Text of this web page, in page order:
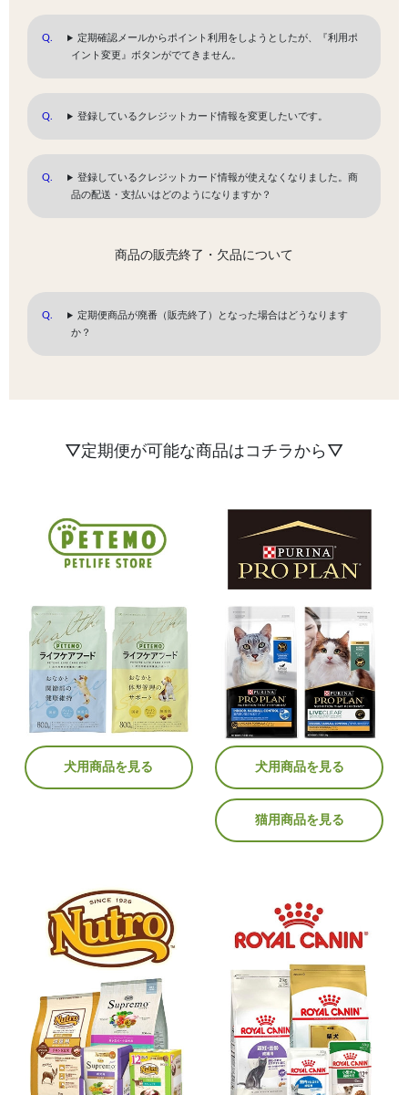
定期確認メールからポイント利用をしようとしたが、『利用ポ
イント変更』ボタンがでてきません。
登録しているクレジットカード情報を変更したいです。
登録しているクレジットカード情報が使えなくなりました。商
品の配送・支払いはどのようになりますか？
商品の販売終了・欠品について
定期便商品が廃番（販売終了）となった場合はどうなります
か？
▽定期便が可能な商品はコチラから▽
犬用商品を見る 犬用商品を見る
猫用商品を見る